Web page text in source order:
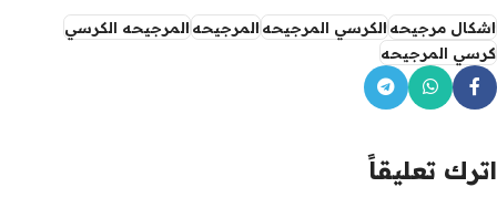
اشكال مرجيحهالكرسي المرجيحهالمرجيحهالمرجيحه الكرسي
كرسي المرجيحه
اترك تعليقاً